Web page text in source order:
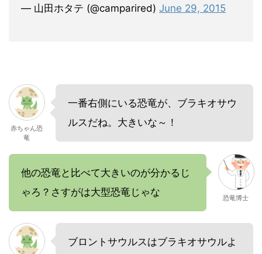
— 山田ホタテ (@camparired) June 29, 2015
赤ちゃん恐
竜
一番右側にいる恐竜が、ブラキオサウ
ルスだね。大きいな～！
他の恐竜と比べて大きいのが分かるじ
ゃろ？さすがは大型恐竜じゃな
恐竜博士
ブロントサウルスはブラキオサウルよ